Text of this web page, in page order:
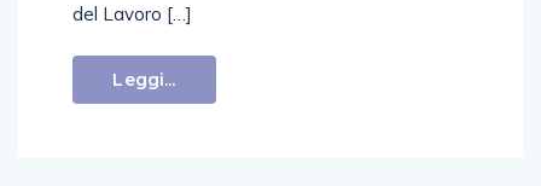
del Lavoro […]
Leggi...